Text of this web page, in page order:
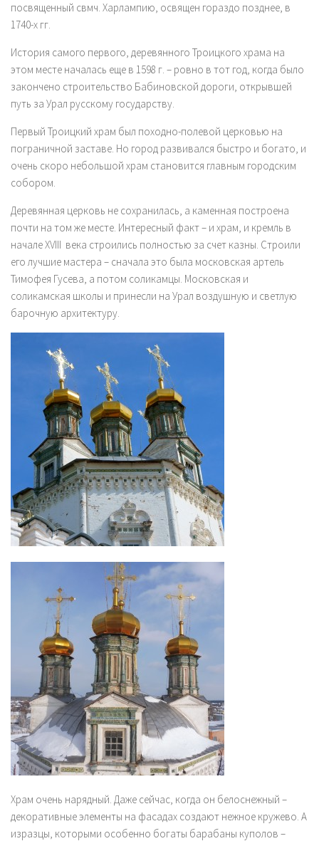
посвященный свмч. Харлампию, освящен гораздо позднее, в
1740-х гг.
История самого первого, деревянного Троицкого храма на
этом месте началась еще в 1598 г. – ровно в тот год, когда было
закончено строительство Бабиновской дороги, открывшей
путь за Урал русскому государству.
Первый Троицкий храм был походно-полевой церковью на
пограничной заставе. Но город развивался быстро и богато, и
очень скоро небольшой храм становится главным городским
собором.
Деревянная церковь не сохранилась, а каменная построена
почти на том же месте. Интересный факт – и храм, и кремль в
начале XVIII века строились полностью за счет казны. Строили
его лучшие мастера – сначала это была московская артель
Тимофея Гусева, а потом соликамцы. Московская и
соликамская школы и принесли на Урал воздушную и светлую
барочную архитектуру.
Храм очень нарядный. Даже сейчас, когда он белоснежный –
декоративные элементы на фасадах создают нежное кружево. А
изразцы, которыми особенно богаты барабаны куполов –